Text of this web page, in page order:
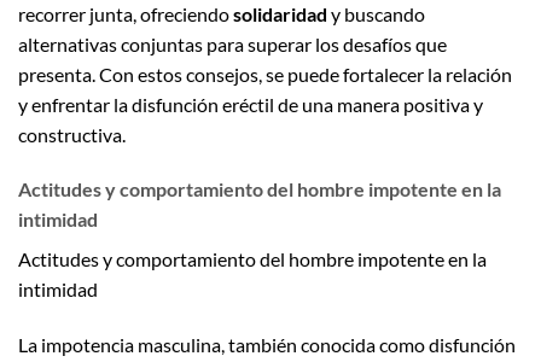
recorrer junta, ofreciendosolidaridad y buscando
alternativas conjuntas para superar los desafíos que
presenta. Con estos consejos, se puede fortalecer la relación
y enfrentar la disfunción eréctil de una manera positiva y
constructiva.
Actitudes y comportamiento del hombre impotente en la
intimidad
Actitudes y comportamiento del hombre impotente en la
intimidad
La impotencia masculina, también conocida como disfunción